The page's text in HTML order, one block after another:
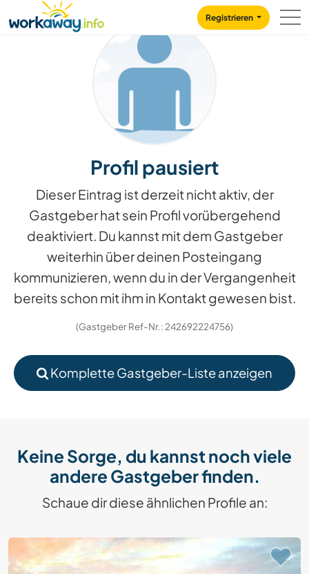
CONTENT
MAIN NAVIGATION
Registrieren
Profil pausiert
Dieser Eintrag ist derzeit nicht aktiv, der
Gastgeber hat sein Profil vorübergehend
deaktiviert. Du kannst mit dem Gastgeber
weiterhin über deinen Posteingang
kommunizieren, wenn du in der Vergangenheit
bereits schon mit ihm in Kontakt gewesen bist.
(Gastgeber Ref-Nr.: 242692224756)
Komplette Gastgeber-Liste anzeigen
Keine Sorge, du kannst noch viele
andere Gastgeber finden.
Schaue dir diese ähnlichen Profile an: